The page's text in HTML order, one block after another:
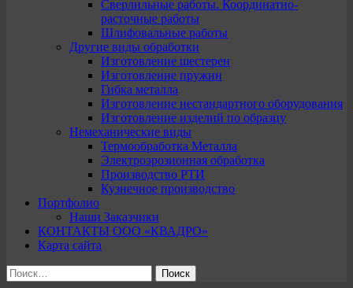
Сверлильные работы. Координатно-
расточные работы
Шлифовальные работы
Другие виды обработки
Изготовление шестерен
Изготовление пружин
Гибка металла
Изготовление нестандартного оборудования
Изготовление изделий по образцу
Немеханические виды
Термообработка Металла
Электроэрозионная обработка
Производство РТИ
Кузнечное производство
Портфолио
Наши Заказчики
КОНТАКТЫ ООО «КВАДРО»
Карта сайта
Найти: